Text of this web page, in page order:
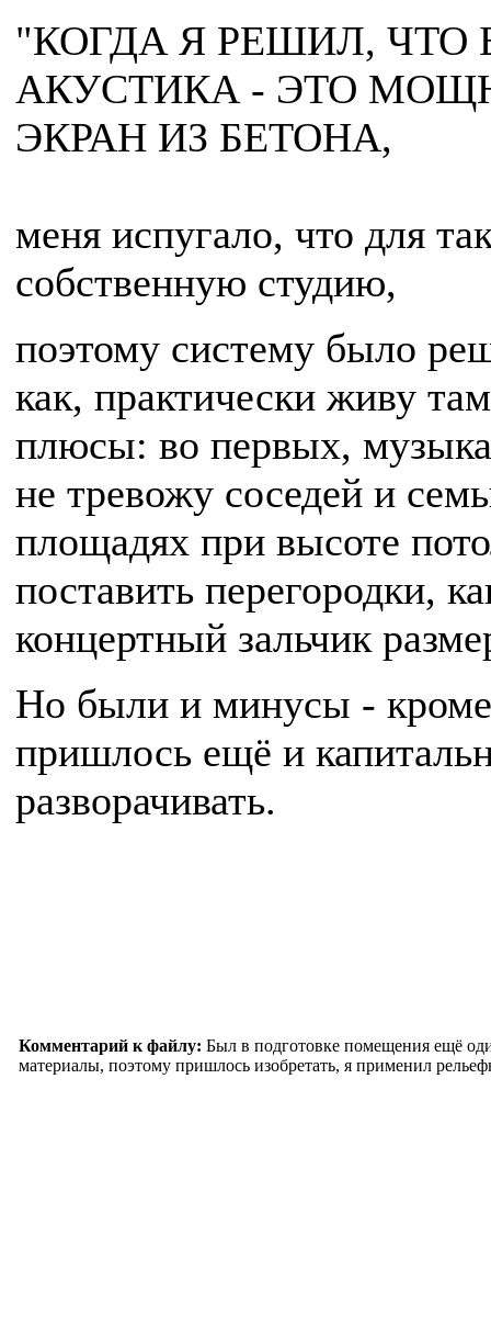
"КОГДА Я РЕШИЛ,
АКУСТИКА - ЭТО
ЭКРАН ИЗ БЕТОНА,
меня испугало, что для
собственную студию,
поэтому систему было
как, практически живу
плюсы: во первых,
не тревожу соседей и
площадях при высоте
поставить перегородки,
концертный зальчик
Но были и минусы - кроме
пришлось ещё и
разворачивать.
Комментарий к файлу: Был в подготовке помещения ещё
материалы, поэтому пришлось изобретать, я применил